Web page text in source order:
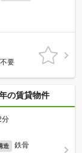
要
の賃貸物件
分
造 鉄骨